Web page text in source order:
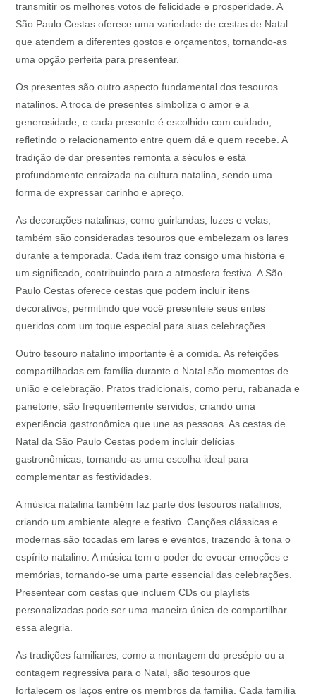
transmitir os melhores votos de felicidade e prosperidade. A
São Paulo Cestas oferece uma variedade de cestas de Natal
que atendem a diferentes gostos e orçamentos, tornando-as
uma opção perfeita para presentear.
Os presentes são outro aspecto fundamental dos tesouros
natalinos. A troca de presentes simboliza o amor e a
generosidade, e cada presente é escolhido com cuidado,
refletindo o relacionamento entre quem dá e quem recebe. A
tradição de dar presentes remonta a séculos e está
profundamente enraizada na cultura natalina, sendo uma
forma de expressar carinho e apreço.
As decorações natalinas, como guirlandas, luzes e velas,
também são consideradas tesouros que embelezam os lares
durante a temporada. Cada item traz consigo uma história e
um significado, contribuindo para a atmosfera festiva. A São
Paulo Cestas oferece cestas que podem incluir itens
decorativos, permitindo que você presenteie seus entes
queridos com um toque especial para suas celebrações.
Outro tesouro natalino importante é a comida. As refeições
compartilhadas em família durante o Natal são momentos de
união e celebração. Pratos tradicionais, como peru, rabanada e
panetone, são frequentemente servidos, criando uma
experiência gastronômica que une as pessoas. As cestas de
Natal da São Paulo Cestas podem incluir delícias
gastronômicas, tornando-as uma escolha ideal para
complementar as festividades.
A música natalina também faz parte dos tesouros natalinos,
criando um ambiente alegre e festivo. Canções clássicas e
modernas são tocadas em lares e eventos, trazendo à tona o
espírito natalino. A música tem o poder de evocar emoções e
memórias, tornando-se uma parte essencial das celebrações.
Presentear com cestas que incluem CDs ou playlists
personalizadas pode ser uma maneira única de compartilhar
essa alegria.
As tradições familiares, como a montagem do presépio ou a
contagem regressiva para o Natal, são tesouros que
fortalecem os laços entre os membros da família. Cada família